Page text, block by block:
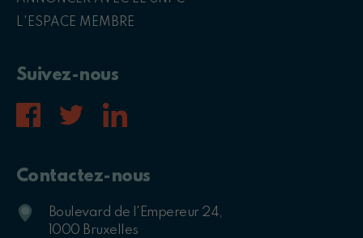
Suivez-nous
L'ESPACE MEMBRE
Contactez-nous
Boulevard de l'Empereur 24,
1000 Bruxelles